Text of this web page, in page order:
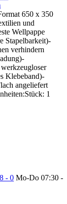
650 x 350
und
Wellpappe
Stapelbarkeit)-
verhindern
Klebeband)-
angeliefert
1
- 0 Mo-Do 07:30 -